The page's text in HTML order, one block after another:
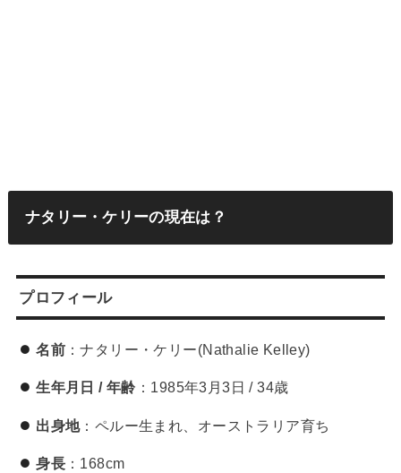
ナタリー・ケリーの現在は？
プロフィール
名前：ナタリー・ケリー(Nathalie Kelley)
生年月日 / 年齢 ：1985年3月3日 / 34歳
出身地：ペルー生まれ、オーストラリア育ち
身長：168cm